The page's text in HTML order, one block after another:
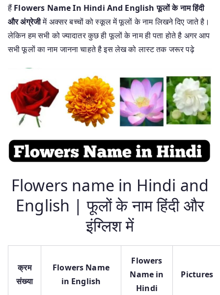
हैंFlowers Name In Hindi And English फूलों के नाम हिंदी
और अंग्रेजीमें अक्सर बच्चों को स्कूल में फूलों के नाम लिखने दिए जाते है।
लेकिन हम सभी को ज्यादातर कुछ ही फूलों के नाम ही पता होते है अगर आप
सभी फूलों का नाम जानना चाहते है इस लेख को लास्ट तक जरूर पढ़े
Flowers name in Hindi and
English | फूलों के नाम हिंदी और
इंग्लिश में
क्रम
संख्या
Flowers Name
in English
Flowers
Name in
Hindi
Pictures